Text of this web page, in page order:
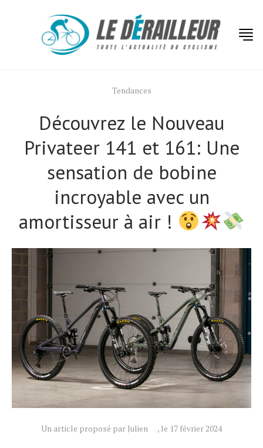
Tendances
Découvrez le Nouveau
Privateer 141 et 161: Une
sensation de bobine
incroyable avec un
amortisseur à air !
Un article proposé par Julien , le 17 février 2024
Actualités
Technologies
Tests de produits
Tendances
Tous nos articles